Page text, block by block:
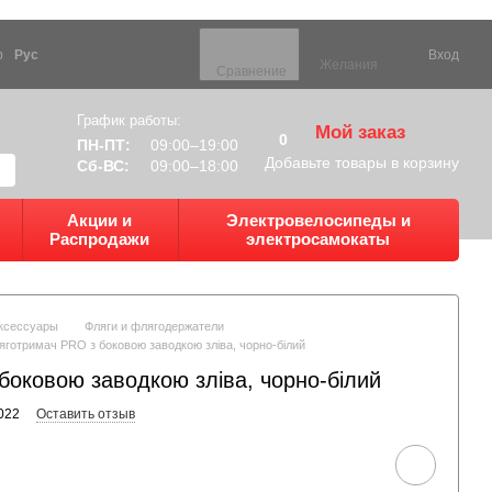
Рус
Сравнение
Желания
Вход
График работы:
ПН-ПТ:
09:00–19:00
Сб-ВС:
09:00–18:00
0 Мой заказ
Добавьте товары в корзину
Акции и
Распродажи
Электровелосипеды и
электросамокаты
Фляги и флягодержатели
PRO з боковою заводкою зліва, чорно-білий
заводкою зліва, чорно-білий
Оставить отзыв